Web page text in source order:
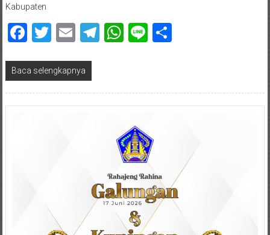
Kabupaten
Facebook
Twitter
EmailTelegram
WhatsApp
LineShare
Baca selengkapnya